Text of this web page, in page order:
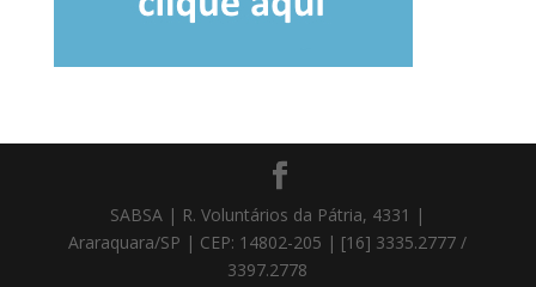
SABSA | R. Voluntários da Pátria, 4331 |
Araraquara/SP | CEP: 14802-205 | [16] 3335.2777 /
3397.2778